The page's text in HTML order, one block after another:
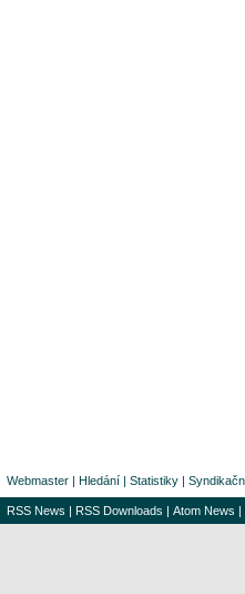
Webmaster | Hledání | Statistiky |
RSS News | RSS Downloads | Atom News |